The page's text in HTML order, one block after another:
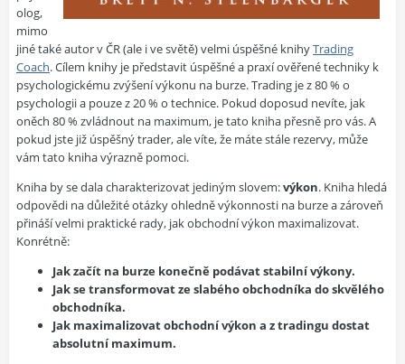
olog,
mimo
jiné také autor v ČR (ale i ve světě) velmi úspěšné knihyTrading
Coach. Cílem knihy je představit úspěšné a praxí ověřené techniky k
psychologickému zvýšení výkonu na burze. Trading je z 80 % o
psychologii a pouze z 20 % o technice. Pokud doposud nevíte, jak
oněch 80 % zvládnout na maximum, je tato kniha přesně pro vás. A
pokud jste již úspěšný trader, ale víte, že máte stále rezervy, může
vám tato kniha výrazně pomoci.
Kniha by se dala charakterizovat jediným slovem:výkon. Kniha hledá
odpovědi na důležité otázky ohledně výkonnosti na burze a zároveň
přináší velmi praktické rady, jak obchodní výkon maximalizovat.
Konrétně:
Jak začít na burze konečně podávat stabilní výkony.
Jak se transformovat ze slabého obchodníka do skvělého
obchodníka.
Jak maximalizovat obchodní výkon a z tradingu dostat
absolutní maximum.